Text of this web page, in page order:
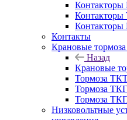
Контакты
Крановые тормоза
Назад
Крановые
Тормоза
Тормоза ТКГ
Тормоза
Низковольтные